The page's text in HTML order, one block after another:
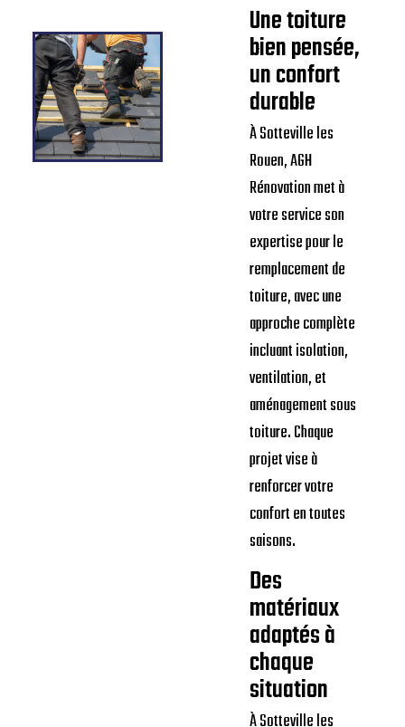
Une toiture
bien pensée,
un confort
durable
À Sotteville les
Rouen, AGH
Rénovation met à
votre service son
expertise pour le
remplacement de
toiture, avec une
approche complète
incluant isolation,
ventilation, et
aménagement sous
toiture. Chaque
projet vise à
renforcer votre
confort en toutes
saisons.
Des
matériaux
adaptés à
chaque
situation